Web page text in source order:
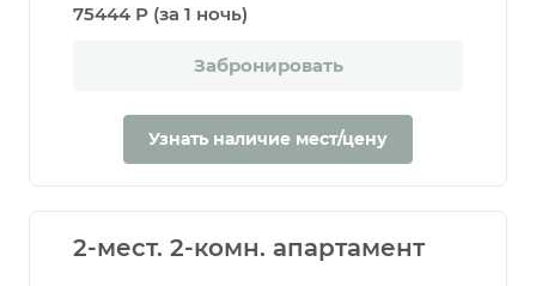
75444 Р (за 1 ночь)
Забронировать
Узнать наличие мест/цену
2-мест. 2-комн. апартамент